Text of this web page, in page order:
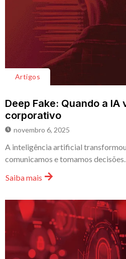
Artigos
Deep Fake: Quando a IA
corporativo
novembro 6, 2025
A inteligência artificial
comunicamos e tomamos
Saiba mais